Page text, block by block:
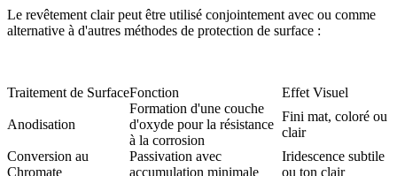
Le revêtement clair peut être utilisé conjointement avec ou comme
alternative à d'autres méthodes de protection de surface :
Traitement de SurfaceFonction Effet Visuel
Anodisation
Formation d'une couche
d'oxyde pour la résistance
à la corrosion
Fini mat, coloré ou
clair
Conversion au
Chromate
Passivation avec
accumulation minimale
Iridescence subtile
ou ton clair